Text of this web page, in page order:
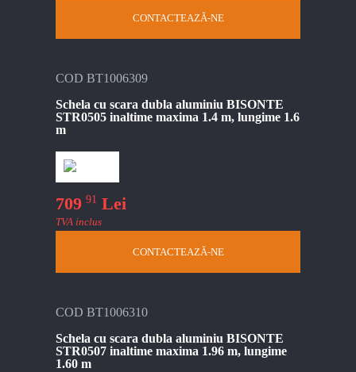
CONTACTEAZĂ-NE
COD BT1006309
Schela cu scara dubla aluminiu BISONTE
STR0505 inaltime maxima 1.4 m, lungime 1.6
m
709 91 Lei
TVA inclus
CONTACTEAZĂ-NE
COD BT1006310
Schela cu scara dubla aluminiu BISONTE
STR0507 inaltime maxima 1.96 m, lungime
1.60 m